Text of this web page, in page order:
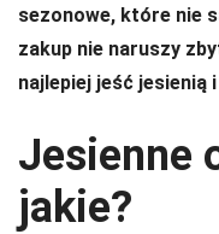
sezonowe, które nie
zakup nie naruszy
najlepiej jeść jesienią
Jesienne
jakie?